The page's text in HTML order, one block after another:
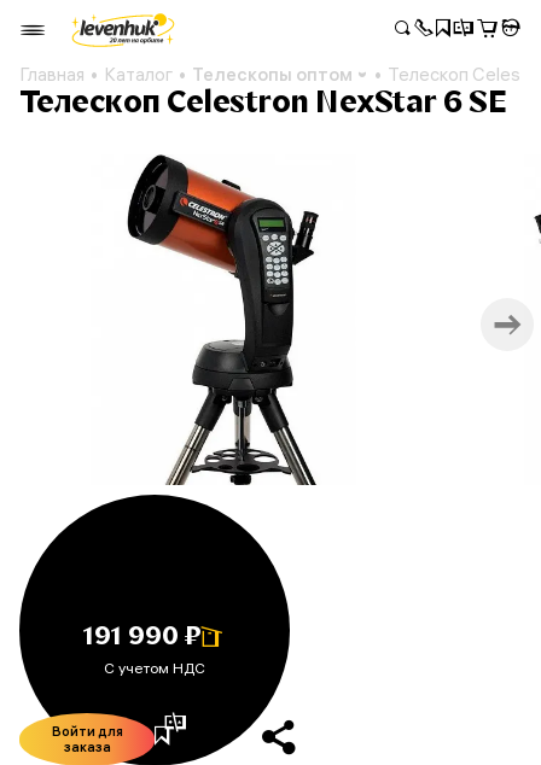
Главная Каталог Телескопы оптом Телескоп
Телескоп Celestron NexStar 6 SE
191 990 ₽
С учетом НДС
Войти для
заказа